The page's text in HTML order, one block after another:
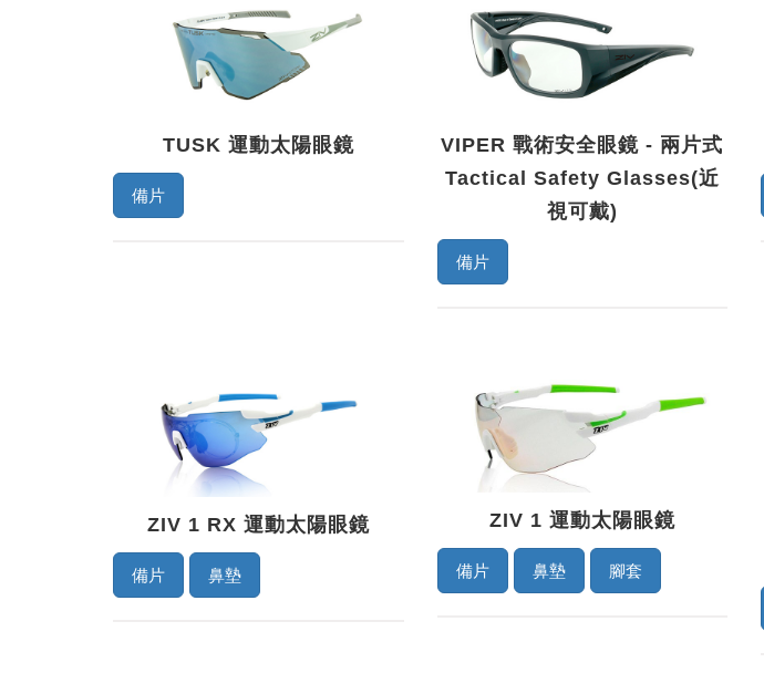
TUSK 運動太陽眼鏡
備片
VIPER 戰術安全眼鏡 - 兩片式
Tactical Safety Glasses(近
視可戴)
備片
ZIV 1 RX 運動太陽眼鏡
備片 鼻墊
ZIV 1 運動太陽眼鏡
備片 鼻墊 腳套